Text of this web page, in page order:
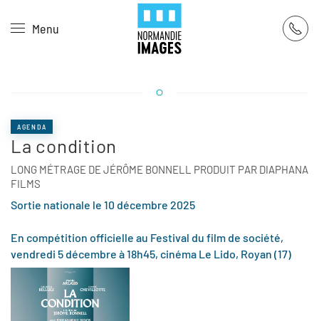
Skip to main content
Menu
AGENDA
La condition
LONG MÉTRAGE DE JÉRÔME BONNELL PRODUIT PAR DIAPHANA
FILMS
Sortie nationale le 10 décembre 2025
En compétition officielle au Festival du film de société,
vendredi 5 décembre à 18h45, cinéma Le Lido, Royan (17)
Panneau de gestion des cookies